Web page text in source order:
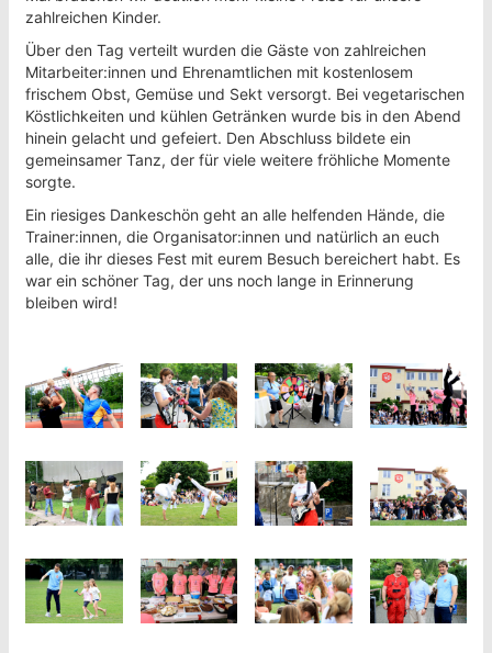
zahlreichen Kinder.
Über den Tag verteilt wurden die Gäste von zahlreichen
Mitarbeiter:innen und Ehrenamtlichen mit kostenlosem
frischem Obst, Gemüse und Sekt versorgt. Bei vegetarischen
Köstlichkeiten und kühlen Getränken wurde bis in den Abend
hinein gelacht und gefeiert. Den Abschluss bildete ein
gemeinsamer Tanz, der für viele weitere fröhliche Momente
sorgte.
Ein riesiges Dankeschön geht an alle helfenden Hände, die
Trainer:innen, die Organisator:innen und natürlich an euch
alle, die ihr dieses Fest mit eurem Besuch bereichert habt. Es
war ein schöner Tag, der uns noch lange in Erinnerung
bleiben wird!